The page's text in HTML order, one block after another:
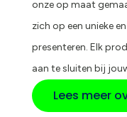
onze op maat
zich op een unieke
presenteren. Elk
aan te sluiten bij
Lees meer